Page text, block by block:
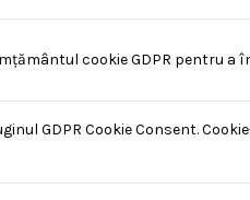
cookie GDPR pentru
GDPR Cookie Consent.